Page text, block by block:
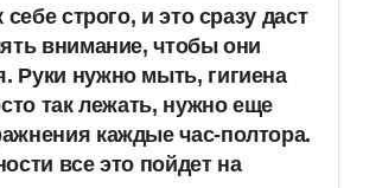
строго, и это сразу даст
внимание, чтобы они
Руки нужно мыть, гигиена
так лежать, нужно еще
каждые час-полтора.
все это пойдет на